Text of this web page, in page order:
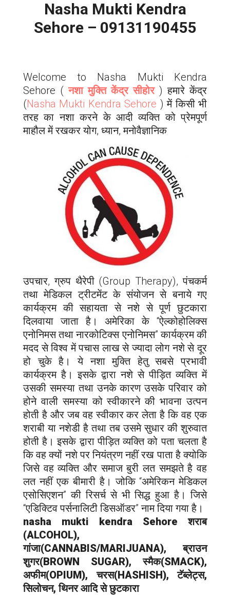
Nasha Mukti Kendra
Sehore – 09131190455
Welcome to Nasha Mukti Kendra
Sehore (नशा मुक्ति केंद्रसीहोर ) हमारे केंद्र
(Nasha Mukti Kendra Sehore ) में किसी भी
तरह का नशा करने के आदी व्यक्ति को प्रेमपूर्ण
माहौल में रखकर योग, ध्यान, मनोवैज्ञानिक
उपचार, ग्रुप थैरेपी (Group Therapy), पंचकर्म
तथा मेडिकल ट्रीटमेंट के संयोजन से बनाये गए
कार्यक्रम की सहायता से नशे से पूर्ण छुटकारा
दिलवाया जाता है। अमेरिका के “ऐल्कोहोलिक्स
एनोनिमस तथा नारकोटिक्स एनोनिमस” कार्यक्रम की
मदद से विश्व में पचास लाख से ज्यादा लोग नशे से दूर
हो चुके है। ये नशा मुक्ति हेतु सबसे प्रभावी
कार्यक्रम है। इसके द्वारा नशे से पीड़ित व्यक्ति में
उसकी समस्या तथा उनके कारण उसके परिवार को
होने वाली समस्या को स्वीकारने की भावना उत्पन
होती है और जब वह स्वीकार कर लेता है कि वह एक
शराबी या नशेडी है तथा तब उसमे सुधार की शुरुवात
होती है। इसके द्वारा पीड़ित व्यक्ति को पता चलता है
कि वह क्यों नशे पर नियंत्रण नहीं रख पाता है क्योकि
जिसे वह व्यक्ति और समाज बुरी लत समझते है वह
लत नहीं एक बीमारी है। जोकि “अमेरिकन मेडिकल
एसोसिएशन” की रिसर्च से भी सिद्ध हुआ है। जिसे
“एडिक्टिव पर्सनालिटी डिसऑडर” नाम दिया गया है।
nasha mukti kendra Sehore शराब
(ALCOHOL),
गांजा(CANNABIS/MARIJUANA), ब्राउन
शुगर(BROWN SUGAR), स्मैक(SMACK),
अफीम(OPIUM), चरस(HASHISH), टॅब्लेट्स,
सिलोचन, थिनर आदि से छुटकारा